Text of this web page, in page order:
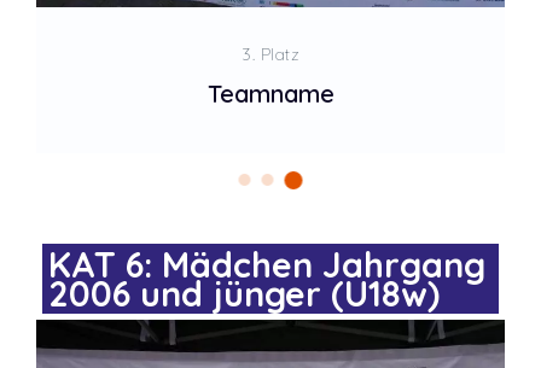
3. Platz
Teamname
KAT 6: Mädchen Jahrgang
2006 und jünger (U18w)